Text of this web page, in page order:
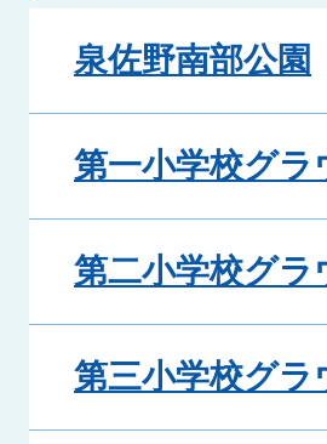
泉佐野南部公園
第一小学校グラ
第二小学校グラ
第三小学校グラ